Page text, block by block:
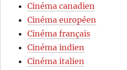
Cinéma canadien
Cinéma européen
Cinéma français
Cinéma indien
Cinéma italien